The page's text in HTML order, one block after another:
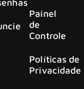
Painel
de
Controle
Políticas de
Privacidade